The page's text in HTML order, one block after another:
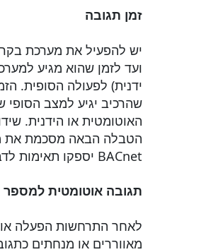
זמן תגובה
ועד לזמן שהוא מגיע
האוטומטית או הידנית. שידור אות הבעיה
BACnet יספקו תאימות לדברים הבאים.
תגובה אוטומטית למספר
לאחר התרחשות הפעלה
מאווררים או מנחתים